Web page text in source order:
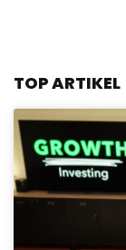
TOP ARTIKEL